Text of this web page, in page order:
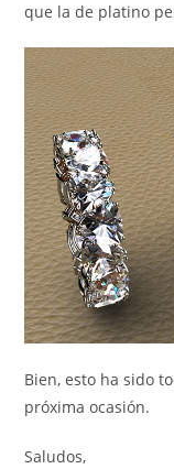
que la de platino
Bien, esto ha sido
próxima ocasión.
Saludos,